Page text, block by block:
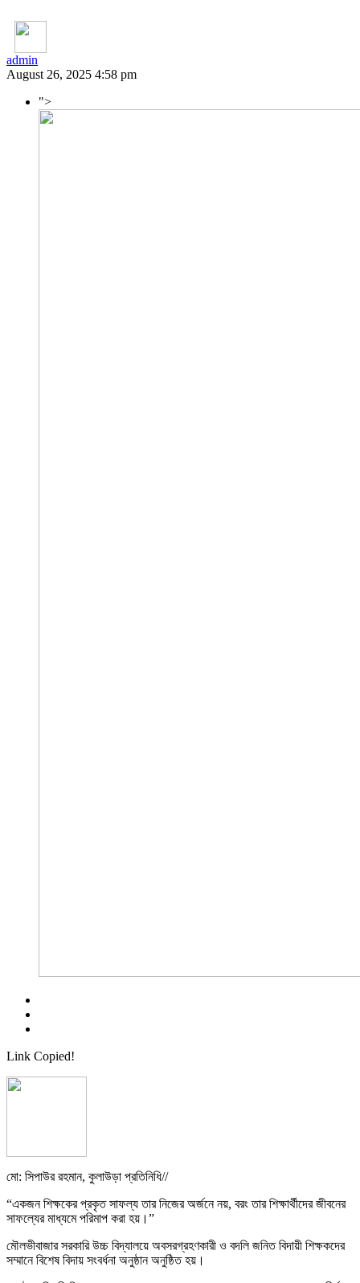
admin
August 26, 2025 4:58 pm
">
Link Copied!
মো: সিপাউর রহমান, কুলাউড়া প্রতি‌নি‌ধি//
“একজন শিক্ষকের প্রকৃত সাফল্য তার নিজের অর্জনে নয়, বরং তার শিক্ষার্থীদের জীবনের
সাফল্যের মাধ্যমে পরিমাপ করা হয়।”
মৌলভীবাজার সরকারি উচ্চ বিদ্যালয়ে অবসরগ্রহণকারী ও বদলি জনিত বিদায়ী শিক্ষকদের
সম্মানে বিশেষ বিদায় সংবর্ধনা অনুষ্ঠান অনুষ্ঠিত হয়।